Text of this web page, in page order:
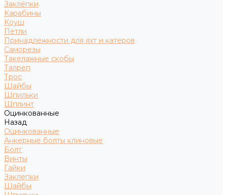
Заклёпки
Карабины
Коуш
Петли
Принадлежности для яхт и катеров
Саморезы
Такелажные скобы
Талреп
Трос
Шайбы
Шпильки
Шплинт
Оцинкованные
Назад
Оцинкованные
Анкерные болты клиновые
Болт
Винты
Гайки
Заклепки
Шайбы